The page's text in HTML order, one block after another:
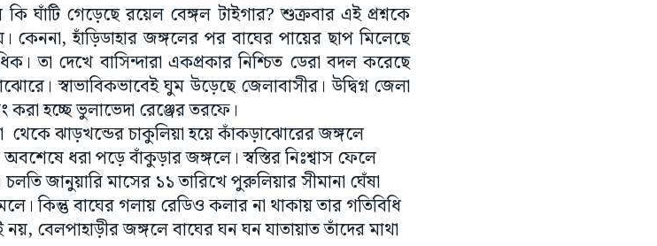
কি ঘাঁটি গেড়েছে রয়েল বেঙ্গল টাইগার? শুক্রবার এই প্রশ্নকে
কেননা, হাঁড়িডাহার জঙ্গলের পর বাঘের পায়ের ছাপ মিলেছে
তা দেখে বাসিন্দারা একপ্রকার নিশ্চিত ডেরা বদল করেছে
স্বাভাবিকভাবেই ঘুম উড়েছে জেলাবাসীর। উদ্বিগ্ন জেলা
করা হচ্ছে ভুলাভেদা রেঞ্জের তরফে।
থেকে ঝাড়খন্ডের চাকুলিয়া হয়ে কাঁকড়াঝোরের জঙ্গলে
ধরা পড়ে বাঁকুড়ার জঙ্গলে। স্বস্তির নিঃশ্বাস ফেলে
জানুয়ারি মাসের ১১ তারিখে পুরুলিয়ার সীমানা ঘেঁষা
কিন্তু বাঘের গলায় রেডিও কলার না থাকায় তার গতিবিধি
বেলপাহাড়ীর জঙ্গলে বাঘের ঘন ঘন যাতায়াত তাঁদের মাথা